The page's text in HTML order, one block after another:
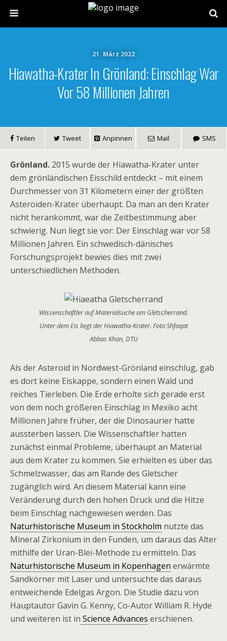
21. März 2022
Hiawatha-Krater In Grönland: Einschlag War
Vor 58 Millionen Jahren
Teilen Tweet Anpinnen Mail SMS
Grönland. 2015 wurde der Hiawatha-Krater unter
dem grönländischen Eisschild entdeckt – mit einem
Durchmesser von 31 Kilometern einer der größten
Asteroiden-Krater überhaupt. Da man an den Krater
nicht herankommt, war die Zeitbestimmung aber
schwierig. Nun liegt sie vor: Der Einschlag war vor 58
Millionen Jahren. Ein schwedisch-dänisches
Forschungsprojekt bewies dies mit zwei
unterschiedlichen Methoden.
Wissenschaftler auf Materialsuche am Gletscherrand.
Unter dem Eis liegt der Hiawatha-Krater. Foto Shfaqat
Abbas Khan, DTU
Als der Asteroid in Nordwest-Grönland einschlug, gab
es dort keine Eiskappe, sondern einen Wald und
reiches Tierleben. Die Erde erholte sich gerade erst
von dem noch größeren Einschlag in Mexiko acht
Millionen Jahre früher, der die Dinosaurier hatte
aussterben lassen. Die Wissenschaftler hatten
zunächst einmal Probleme, überhaupt an Material
aus dem Krater zu kommen. Sie erhielten es über das
Schmelzwasser, das am Rande des Gletscher
zugänglich wird. An diesem Material kann eine
Veränderung durch den hohen Druck und die Hitze
beim Einschlag nachgewiesen werden. Das
Naturhistorische Museum in Stockholm nutzte das
Mineral Zirkonium in den Funden, um daraus das Alter
mithilfe der Uran-Blei-Methode zu ermitteln. Das
Naturhistorische Museum in Kopenhagen erwärmte
Sandkörner mit Laser und untersuchte das daraus
entweichende Edelgas Argon. Die Studie dazu von
Hauptautor Gavin G. Kenny, Co-Autor William R. Hyde
und weiteren ist in Science Advances erschienen.